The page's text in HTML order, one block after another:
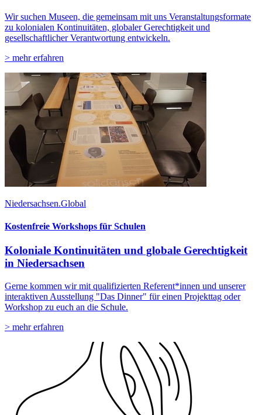
Wir suchen Museen, die gemeinsam mit uns Veranstaltungsformate
zu kolonialen Kontinuitäten, globaler Gerechtigkeit und
gesellschaftlicher Verantwortung entwickeln.
> mehr erfahren
Niedersachsen.Global
Kostenfreie Workshops für Schulen
Koloniale Kontinuitäten und globale Gerechtigkeit
in Niedersachsen
Gerne kommen wir mit qualifizierten Referent*innen und unserer
interaktiven Ausstellung "Das Dinner" für einen Projekttag oder
Workshop zu euch an die Schule.
> mehr erfahren